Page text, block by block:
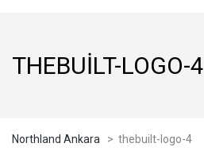
THEBUILT-LOGO-4
Northland Ankara > thebuilt-logo-4